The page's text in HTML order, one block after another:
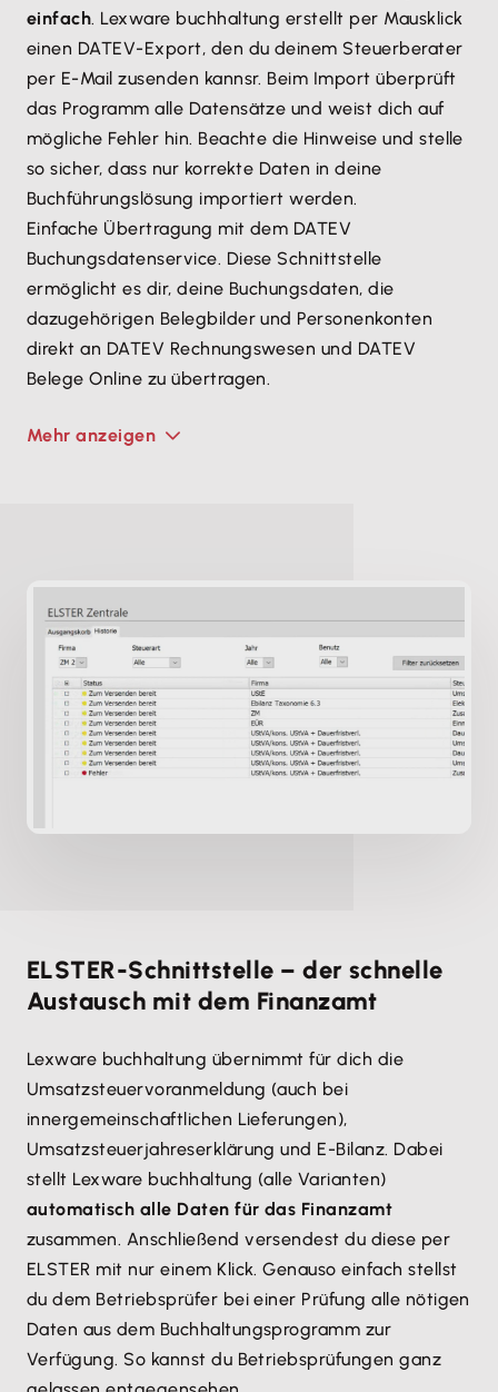
einfach. Lexware buchhaltung erstellt per Mausklick
einen DATEV-Export, den du deinem Steuerberater
per E-Mail zusenden kannsr. Beim Import überprüft
das Programm alle Datensätze und weist dich auf
mögliche Fehler hin. Beachte die Hinweise und stelle
so sicher, dass nur korrekte Daten in deine
Buchführungslösung importiert werden.
Einfache Übertragung mit dem DATEV
Buchungsdatenservice. Diese Schnittstelle
ermöglicht es dir, deine Buchungsdaten, die
dazugehörigen Belegbilder und Personenkonten
direkt an DATEV Rechnungswesen und DATEV
Belege Online zu übertragen.
Mehr anzeigen
ELSTER-Schnittstelle – der schnelle
Austausch mit dem Finanzamt
Lexware buchhaltung übernimmt für dich die
Umsatzsteuervoranmeldung (auch bei
innergemeinschaftlichen Lieferungen),
Umsatzsteuerjahreserklärung und E-Bilanz. Dabei
stellt Lexware buchhaltung (alle Varianten)
automatisch alle Daten für das Finanzamt
zusammen. Anschließend versendest du diese per
ELSTER mit nur einem Klick. Genauso einfach stellst
du dem Betriebsprüfer bei einer Prüfung alle nötigen
Daten aus dem Buchhaltungsprogramm zur
Verfügung. So kannst du Betriebsprüfungen ganz